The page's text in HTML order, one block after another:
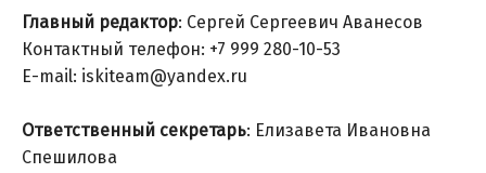
Главный редактор: Сергей Сергеевич Аванесов
Контактный телефон: +7 999 280-10-53
E-mail: iskiteam@yandex.ru
Ответственный секретарь: Елизавета Ивановна
Спешилова